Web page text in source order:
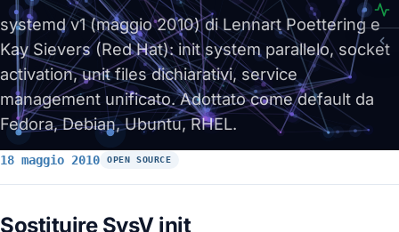
systemd v1 (maggio 2010) di Lennart Poettering e
Kay Sievers (Red Hat): init system parallelo, socket
activation, unit files dichiarativi, service
management unificato. Adottato come default da
Fedora, Debian, Ubuntu, RHEL.
18 maggio 2010 OPEN SOURCE
Sostituire SysV init